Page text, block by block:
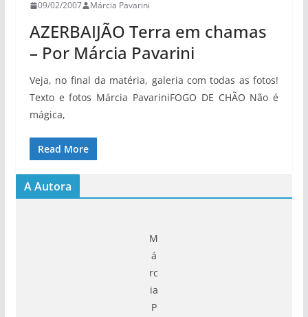
09/02/2007 Márcia Pavarini
AZERBAIJÃO Terra em chamas
– Por Márcia Pavarini
Veja, no final da matéria, galeria com todas as fotos!
Texto e fotos Márcia PavariniFOGO DE CHÃO Não é
mágica,
Read More
A Autora
M
á
rc
ia
P